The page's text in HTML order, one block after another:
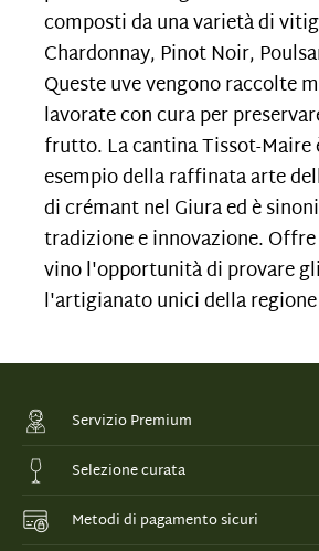
composti da una varietà di
Chardonnay, Pinot Noir,
Queste uvevengono raccolte
lavorate con cura per
frutto. La cantina Tissot-
esempio della raffinata arte
di crémant nel Giura ed è
tradizione e innovazione.
vino l'opportunità di provare
l'artigianato unici della
Servizio Premium
Selezione curata
Metodi di pagamento sicuri